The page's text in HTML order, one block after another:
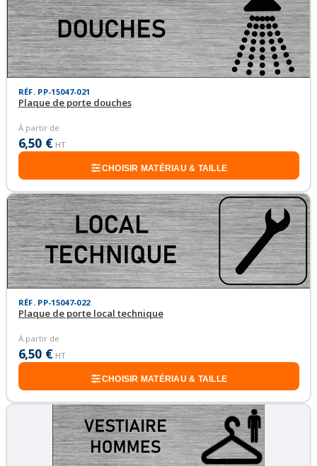
RÉF. PP-15047-021
Plaque de porte douches
À partir de
6,50 € HT
CHOISIR MATÉRIAU & TAILLE
RÉF. PP-15047-022
Plaque de porte local technique
À partir de
6,50 € HT
CHOISIR MATÉRIAU & TAILLE